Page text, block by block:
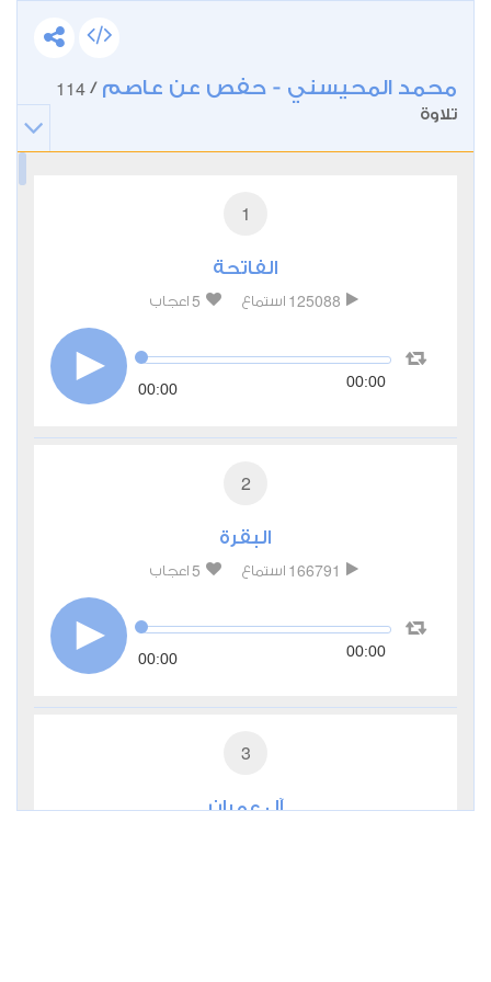
محمد المحيسني - حفص عن عاصم /
114
تلاوة
1
الفاتحة
125088 استماع 5 اعجاب
00:00 00:00
2
البقرة
166791 استماع 5 اعجاب
00:00 00:00
3
آل عمران